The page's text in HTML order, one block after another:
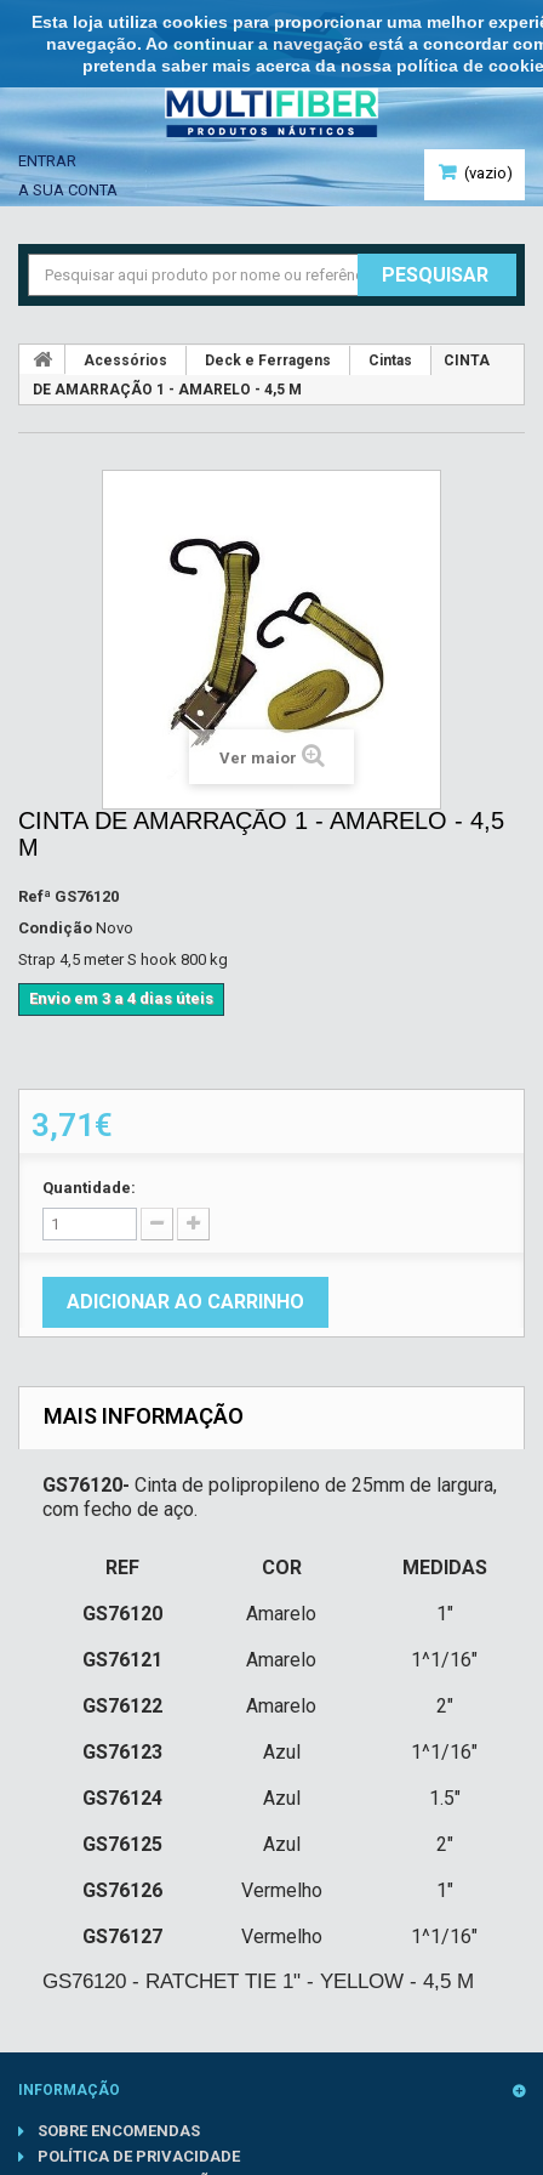
Esta loja utiliza cookies para proporcionar uma melhor
navegação. Ao continuar a navegação está a concordar
pretenda saber mais acerca da nossa política de
(vazio)
ENTRAR
A SUA CONTA
PESQUISAR
Acessórios Deck e Ferragens Cintas
CINTA
DE AMARRAÇÃO 1 - AMARELO - 4,5 M
Ver maior
CINTA DE AMARRAÇÃO 1 - AMARELO - 4,5
M
Refª GS76120
Condição Novo
Strap 4,5 meter S hook 800 kg
Envio em 3 a 4 dias úteis
3,71€
Quantidade:
ADICIONAR AO CARRINHO
MAIS INFORMAÇÃO
GS76120- Cinta de polipropileno de 25mm de largura,
com fecho de aço.
REF COR
MEDIDAS
GS76120
Amarelo
1"
GS76121
Amarelo
1^1/16"
GS76122
Amarelo
2"
GS76123
Azul
1^1/16"
GS76124
Azul
1.5"
GS76125
Azul
2"
GS76126
Vermelho
1"
GS76127
Vermelho
1^1/16"
GS76120 - RATCHET TIE 1" - YELLOW - 4,5 M
INFORMAÇÃO
SOBRE ENCOMENDAS
POLÍTICA DE PRIVACIDADE